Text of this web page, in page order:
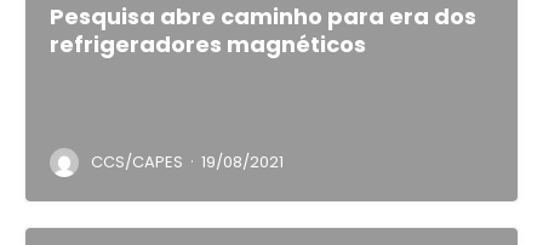
Pesquisa abre caminho para era dos
refrigeradores magnéticos
CCS/CAPES · 19/08/2021